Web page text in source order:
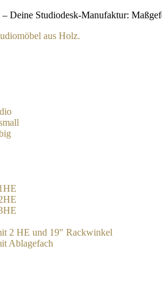
Deine Studiodesk-Manufaktur:
2 HE und 19″ Rackwinkel
Ablagefach